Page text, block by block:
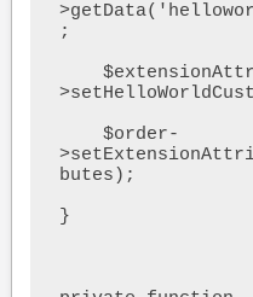
;
butes);
}